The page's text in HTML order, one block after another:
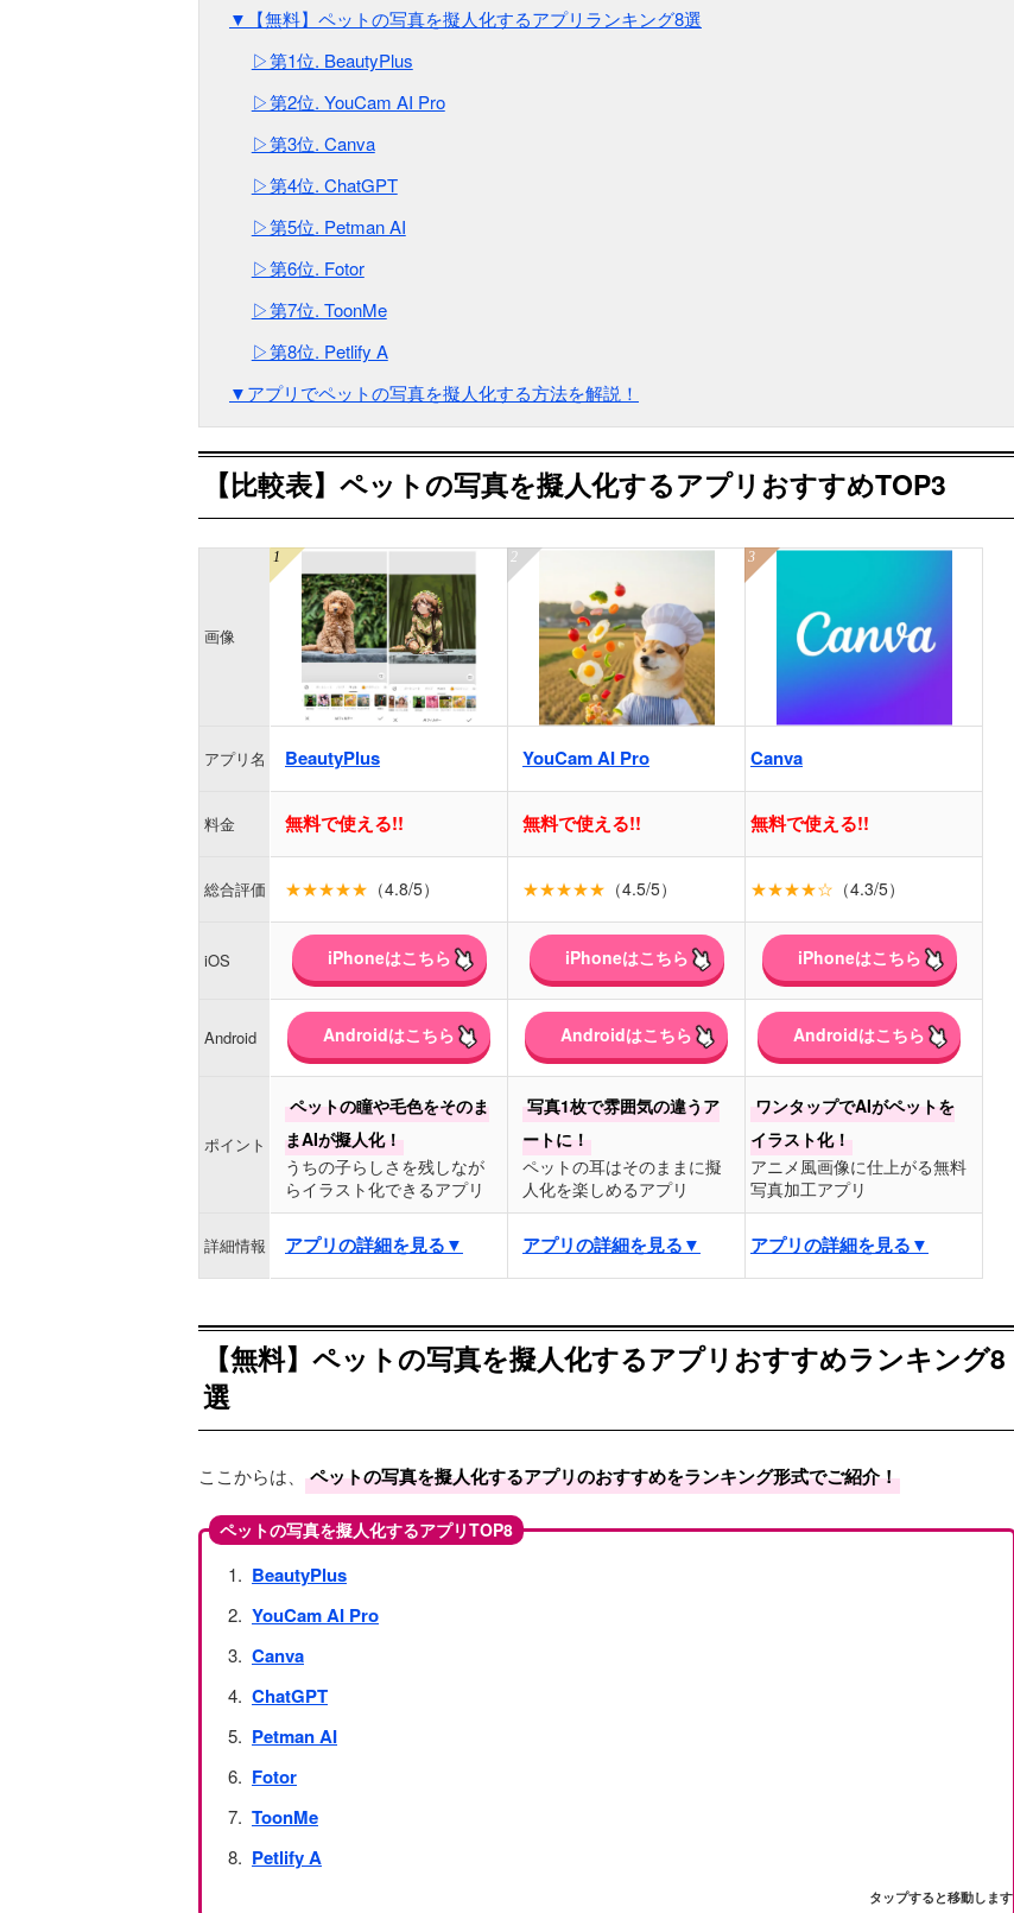
▼【無料】ペットの写真を擬人化するアプリランキング8選
▷第1位. BeautyPlus
▷第2位. YouCam AI Pro
▷第3位. Canva
▷第4位. ChatGPT
▷第5位. Petman AI
▷第6位. Fotor
▷第7位. ToonMe
▷第8位. Petlify A
▼アプリでペットの写真を擬人化する方法を解説！
【比較表】ペットの写真を擬人化するアプリおすすめTOP3
画像
アプリ名 BeautyPlus YouCam AI Pro Canva
料金 無料で使える!! 無料で使える!! 無料で使える!!
総合評価 ★★★★★ （4.8/5） ★★★★★ （4.5/5） ★★★★☆ （4.3/5）
iOS iPhoneはこちら iPhoneはこちら iPhoneはこちら
Android Androidはこちら Androidはこちら Androidはこちら
ポイント
ペットの瞳や毛色をそのま
まAIが擬人化！
うちの子らしさを残しなが
らイラスト化できるアプリ
写真1枚で雰囲気の違うア
ートに！
ペットの耳はそのままに擬
人化を楽しめるアプリ
ワンタップでAIがペットを
イラスト化！
アニメ風画像に仕上がる無料
写真加工アプリ
詳細情報 アプリの詳細を見る▼ アプリの詳細を見る▼ アプリの詳細を見る▼
【無料】ペットの写真を擬人化するアプリおすすめランキング8
選
ここからは、 ペットの写真を擬人化するアプリのおすすめをランキング形式でご紹介！
ペットの写真を擬人化するアプリTOP8
BeautyPlus
YouCam AI Pro
Canva
ChatGPT
Petman AI
Fotor
ToonMe
Petlify A
タップすると移動します